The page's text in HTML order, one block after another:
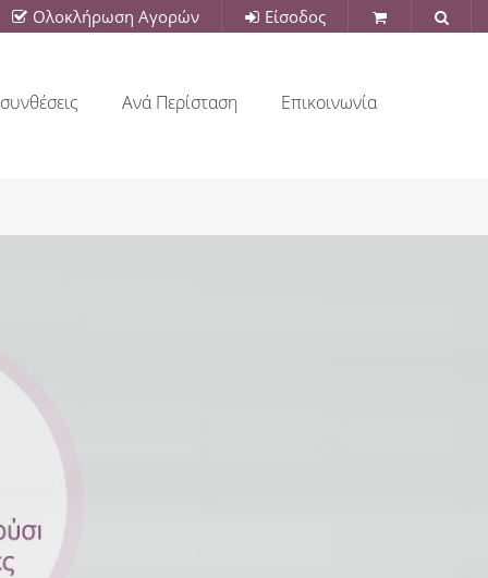
Ολοκλήρωση Αγορών Είσοδος
Ανά Περίσταση Επικοινωνία